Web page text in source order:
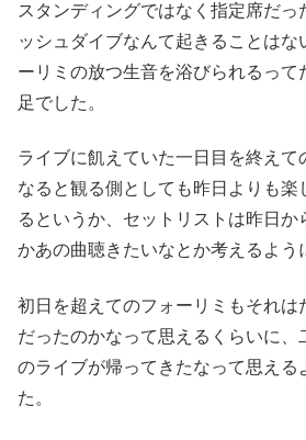
スタンディングではなく指定席だっ
ッシュダイブなんて起きることはな
ーリミの放つ生音を浴びられるって
足でした。
ライブに飢えていた一日目を終えて
なると観る側としても昨日よりも楽
るというか、セットリストは昨日か
かあの曲聴きたいなとか考えるよう
初日を超えてのフォーリミもそれは
だったのかなって思えるくらいに、
のライブが帰ってきたなって思える
た。